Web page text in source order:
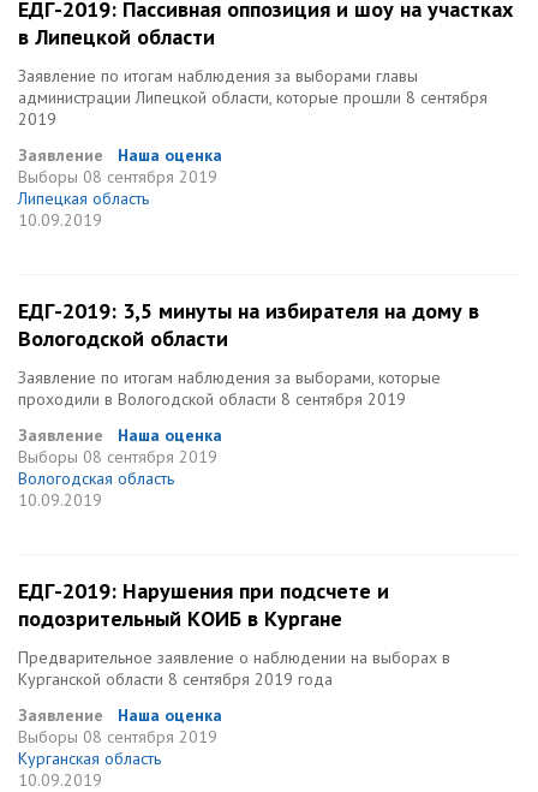
ЕДГ-2019: Пассивная оппозиция и шоу на участках
в Липецкой области
Заявление по итогам наблюдения за выборами главы
администрации Липецкой области, которые прошли 8 сентября
2019
Заявление
Наша оценка
Выборы 08 сентября 2019
Липецкая область
10.09.2019
ЕДГ-2019: 3,5 минуты на избирателя на дому в
Вологодской области
Заявление по итогам наблюдения за выборами, которые
проходили в Вологодской области 8 сентября 2019
Заявление
Наша оценка
Выборы 08 сентября 2019
Вологодская область
10.09.2019
ЕДГ-2019: Нарушения при подсчете и
подозрительный КОИБ в Кургане
Предварительное заявление о наблюдении на выборах в
Курганской области 8 сентября 2019 года
Заявление
Наша оценка
Выборы 08 сентября 2019
Курганская область
10.09.2019